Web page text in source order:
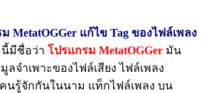
MetatOGGer แก้ไข Tag ของไฟล์เพลง
มีชื่อว่า โปรแกรม MetatOGGer มัน
จำเพาะของไฟล์เสียง ไฟล์เพลง
คนรู้จักกันในนาม แท็กไฟล์เพลง บน